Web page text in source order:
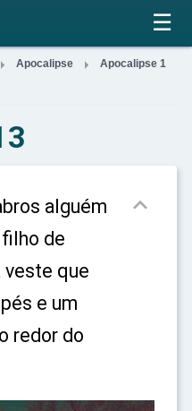
×
☰
 Apocalipse  Apocalipse 1
alguém
de
veste que
e um
redor do
